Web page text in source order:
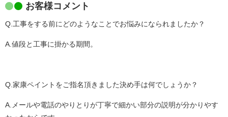
お客様コメント
Q.工事をする前にどのようなことでお悩みになられましたか？
A.値段と工事に掛かる期間。
Q.家康ペイントをご指名頂きました決め手は何でしょうか？
A.メールや電話のやりとりが丁寧で細かい部分の説明が分かりやす